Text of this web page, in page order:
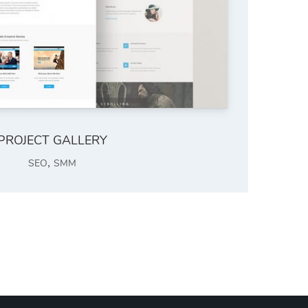
GALLERY
SEO, SMM